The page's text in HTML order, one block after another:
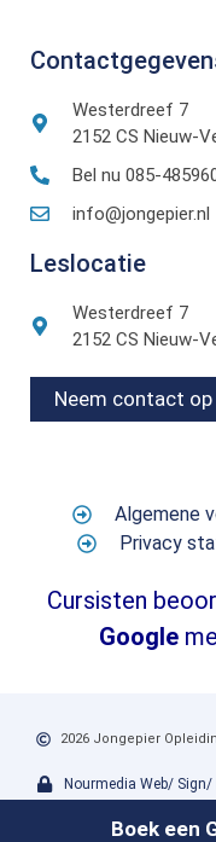
Boek een
Westerdreef 7
2152 CS Nieuw-
Bel nu 085-
info@jongepier.nl
Leslocatie
Westerdreef 7
2152 CS Nieuw-
Neem contact op
Algemene
Privacy
Cursisten
Google
2026 Jongepier
Nourmedia Web/ Sign/